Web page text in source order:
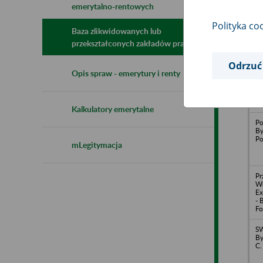
emerytalno-rentowych
Baza zlikwidowanych lub
przekształconych zakładów pracy
Opis spraw - emerytury i renty
Kalkulatory emerytalne
mLegitymacja
-
Polityka